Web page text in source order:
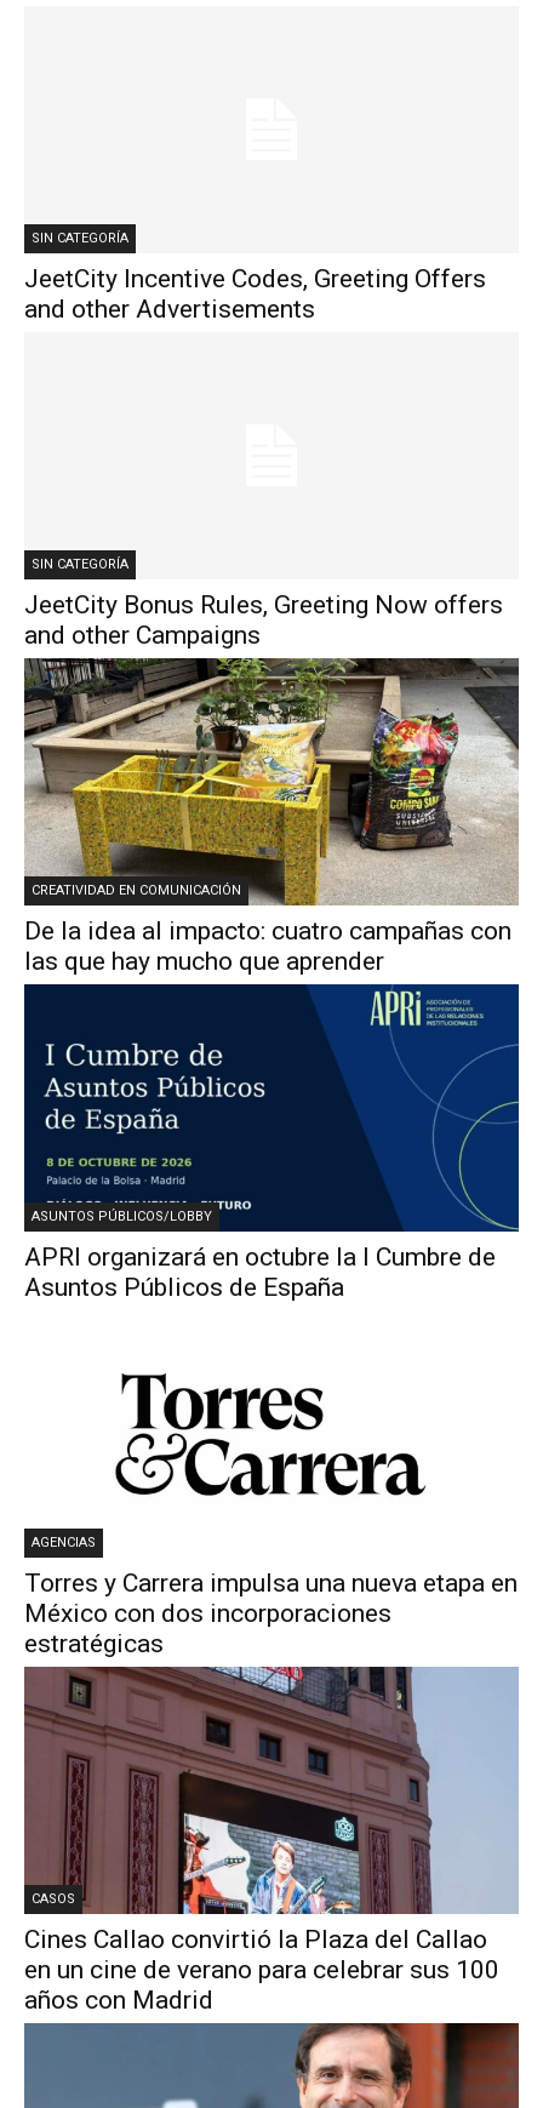
SIN CATEGORÍA
JeetCity Incentive Codes, Greeting Offers
and other Advertisements
SIN CATEGORÍA
JeetCity Bonus Rules, Greeting Now offers
and other Campaigns
CREATIVIDAD EN COMUNICACIÓN
De la idea al impacto: cuatro campañas con
las que hay mucho que aprender
ASUNTOS PÚBLICOS/LOBBY
APRI organizará en octubre la I Cumbre de
Asuntos Públicos de España
AGENCIAS
Torres y Carrera impulsa una nueva etapa en
México con dos incorporaciones
estratégicas
CASOS
Cines Callao convirtió la Plaza del Callao
en un cine de verano para celebrar sus 100
años con Madrid